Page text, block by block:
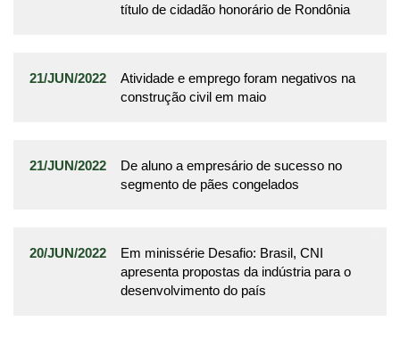
título de cidadão honorário de Rondônia
21/JUN/2022
Atividade e emprego foram negativos na
construção civil em maio
21/JUN/2022
De aluno a empresário de sucesso no
segmento de pães congelados
20/JUN/2022
Em minissérie Desafio: Brasil, CNI
apresenta propostas da indústria para o
desenvolvimento do país